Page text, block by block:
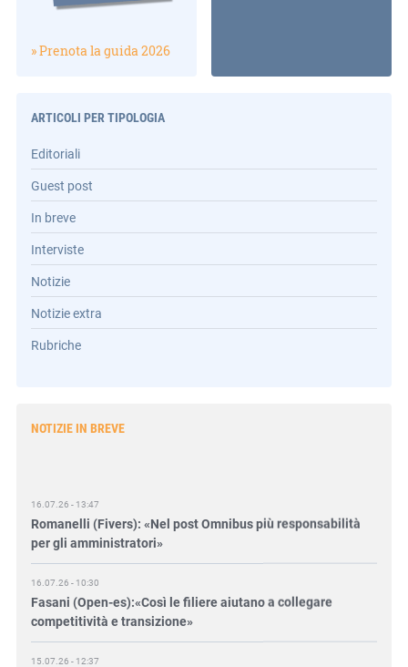
» Prenota la guida 2026
ARTICOLI PER TIPOLOGIA
Editoriali
Guest post
In breve
Interviste
Notizie
Notizie extra
Rubriche
NOTIZIE IN BREVE
Romanelli (Fivers): «Nel post Omnibus più responsabilità
per gli amministratori»
Fasani (Open-es):«Così le filiere aiutano a collegare
competitività e transizione»